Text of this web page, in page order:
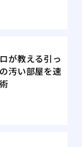
が教える引っ
汚い部屋を速